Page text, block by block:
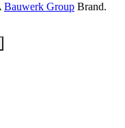
Bauwerk Group Brand.